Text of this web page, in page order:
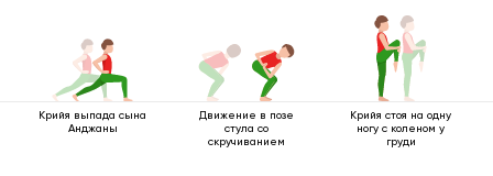
Крийя выпада сына
Анджаны
Движение в позе
стула со
скручиванием
Крийя стоя на одну
ногу с коленом у
груди